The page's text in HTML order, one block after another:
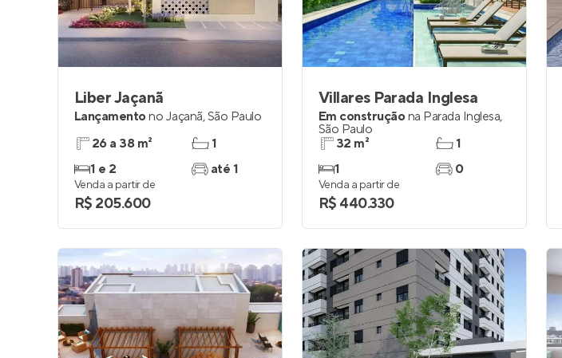
Liber Jaçanã
Lançamentono Jaçanã,São Paulo
26 a 38 m²
1 e 2
1
até 1
Venda a partir de
R$ 205.600
Villares Parada Inglesa
Em construçãona Parada Inglesa,
São Paulo
32 m²
1
1
0
Venda a partir de
R$ 440.330